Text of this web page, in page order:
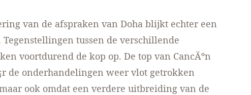
van de afspraken van Doha blijkt echter een
tussen de verschillende
voortdurend de kop op. De top van CancÃºn
de onderhandelingen weer vlot getrokken
ook omdat een verdere uitbreiding van de